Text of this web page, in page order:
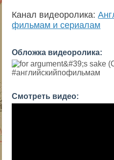
Канал видеоролика:
фильмам и сериалам
Обложка видеоролика:
Смотреть видео: